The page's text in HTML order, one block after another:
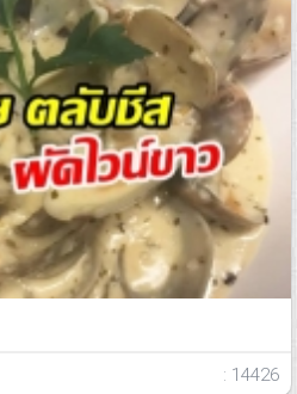
: 14426